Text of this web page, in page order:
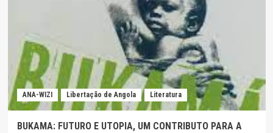
ANA-WIZI Libertação de Angola Literatura
BUKAMA: FUTURO E UTOPIA, UM CONTRIBUTO PARA A